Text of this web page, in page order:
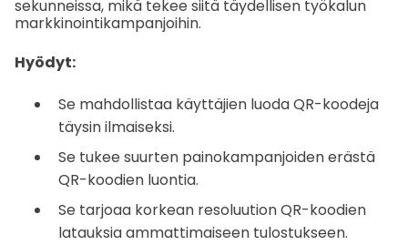
sekunneissa, mikä tekee siitä täydellisen työkalun
markkinointikampanjoihin.
Hyödyt:
Se mahdollistaa käyttäjien luoda QR-koodeja
täysin ilmaiseksi.
Se tukee suurten painokampanjoiden erästä
QR-koodien luontia.
Se tarjoaa korkean resoluution QR-koodien
latauksia ammattimaiseen tulostukseen.